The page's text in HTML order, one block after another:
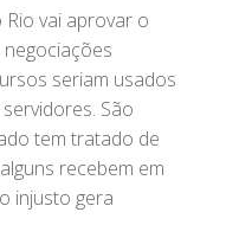
Rio vai aprovar o
seriam usados
São
tem tratado de
recebem em
injusto gera